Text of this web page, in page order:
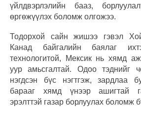
үйлдвэрлэлийн бааз,
өргөжүүлэх боломж олгожээ.
Тодорхой сайн жишээ гэвэл
Канад байгалийн баялаг
технологитой, Мексик нь хямд
уур амьсгалтай. Одоо тэднийг
нэгдсэн бүс нэгтгэж, зардлаа
барааг хямд үнээр ашигтай
эрэлттэй газар борлуулах боломж